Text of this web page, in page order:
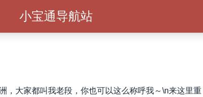
小宝通导航站
，大家都叫我老段，你也可以这么称呼我～\n来这里重